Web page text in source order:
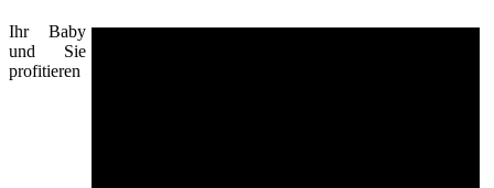
Ihr Baby
und Sie
profitieren